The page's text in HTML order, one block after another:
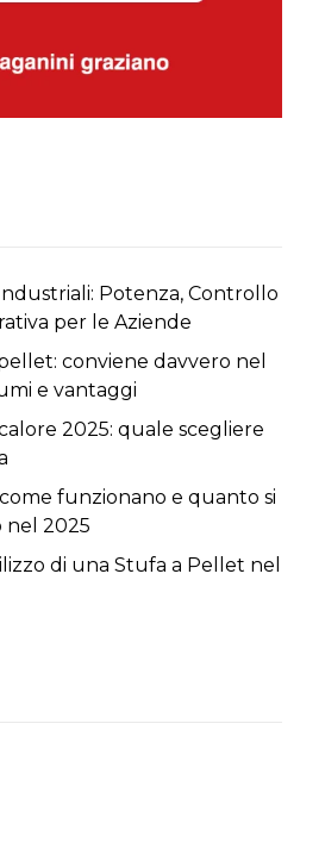
Potenza, Controllo
per le Aziende
conviene davvero nel
e vantaggi
2025: quale scegliere
funzionano e quanto si
nel 2025
di una Stufa a Pellet nel